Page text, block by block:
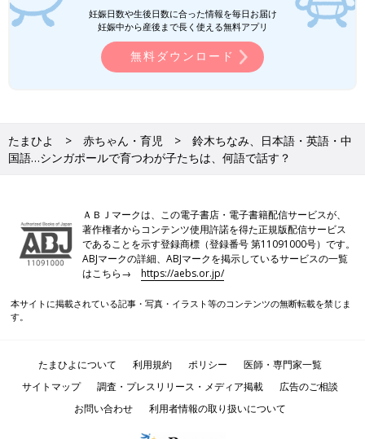
妊娠日数や生後日数に合った情報を毎日お届け
妊娠中から産後まで長く使える無料アプリ
無料ダウンロード
たまひよ 赤ちゃん・育児
鈴木ちなみ、日本語・英語・中
国語…シンガポールで育つわが子たちは、何語で話す？
ＡＢＪマークは、この電子書店・電子書籍配信サービスが、
著作権者からコンテンツ使用許諾を得た正規版配信サービス
であることを示す登録商標（登録番号 第11091000号）です。
ABJマークの詳細、ABJマークを掲示しているサービスの一覧
はこちら→https://aebs.or.jp/
本サイトに掲載されている記事・写真・イラスト等のコンテンツの無断転載を禁じま
す。
たまひよについて 利用規約 ポリシー
医師・専門家一覧
サイトマップ
調査・プレスリリース・メディア掲載
広告のご相談
お問い合わせ
利用者情報の取り扱いについて